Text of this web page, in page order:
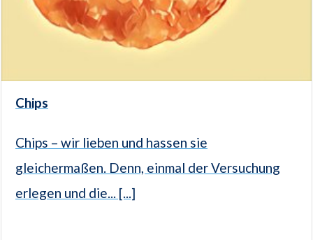
Chips
Chips – wir lieben und hassen sie
gleichermaßen. Denn, einmal der Versuchung
erlegen und die... [...]